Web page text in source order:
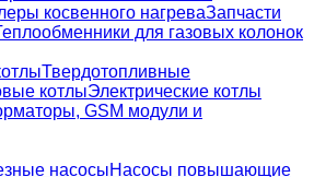
косвенного нагреваЗапчасти
для газовых колонок
Твердотопливные
котлыЭлектрические котлы
GSM модули и
насосыНасосы повышающие